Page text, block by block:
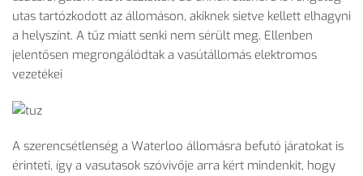
utas tartózkodott az állomáson, akiknek sietve kellett elhagyni
a helyszínt. A tűz miatt senki nem sérült meg. Ellenben
jelentősen megrongálódtak a vasútállomás elektromos
vezetékei
A szerencsétlenség a Waterloo állomásra befutó járatokat is
érinteti, így a vasutasok szóvivője arra kért mindenkit, hogy